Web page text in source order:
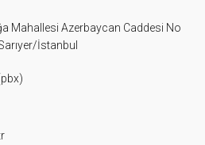
Mahallesi Azerbaycan Caddesi No
İstanbul